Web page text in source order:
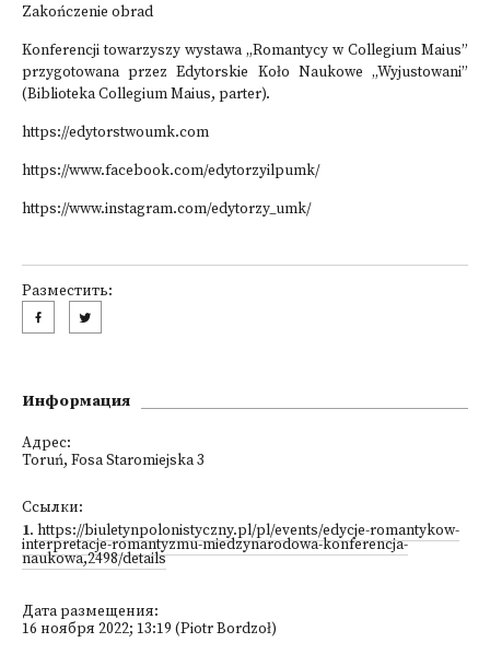
Zakończenie obrad
Konferencji towarzyszy wystawa „Romantycy w Collegium Maius”
przygotowana przez Edytorskie Koło Naukowe „Wyjustowani”
(Biblioteka Collegium Maius, parter).
https://edytorstwoumk.com
https://www.facebook.com/edytorzyilpumk/
https://www.instagram.com/edytorzy_umk/
Разместить:
Информация
Адрес:
Toruń, Fosa Staromiejska 3
Ссылки:
1. https://biuletynpolonistyczny.pl/pl/events/edycje-romantykow-
interpretacje-romantyzmu-miedzynarodowa-konferencja-
naukowa,2498/details
Дата размещения:
16 ноября 2022; 13:19 (Piotr Bordzoł)